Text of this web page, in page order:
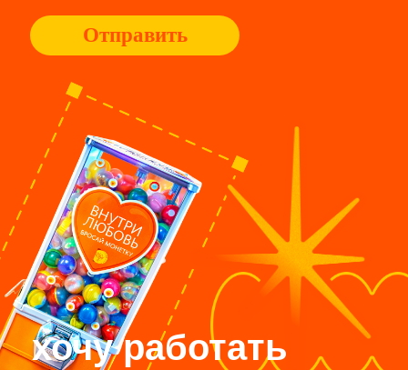
клиент
Я согласенс политикой в отношении обработки
персональных данных